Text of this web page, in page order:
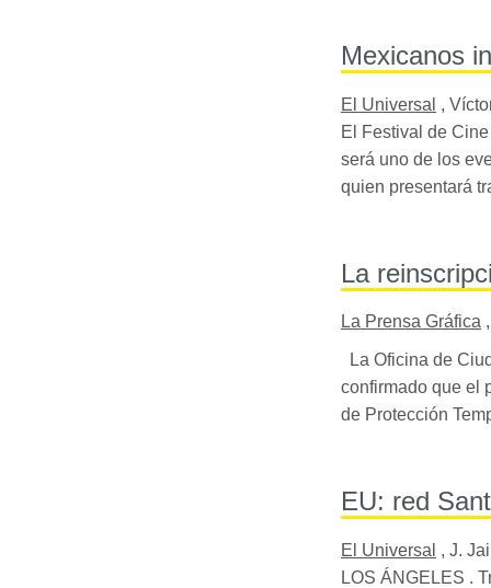
Mexicanos
El Universal ,
El Festival de
será uno de los
quien presentará
La
La Prensa Gráfica
La Oficina de
confirmado que el
de Protección
EU: red
El Universal , J.
LOS ÁNGELES .